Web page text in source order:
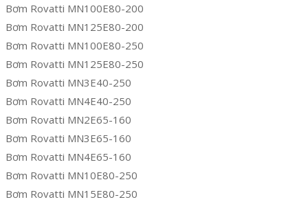
Bơm Rovatti MN100E80-200
Bơm Rovatti MN125E80-200
Bơm Rovatti MN100E80-250
Bơm Rovatti MN125E80-250
Bơm Rovatti MN3E40-250
Bơm Rovatti MN4E40-250
Bơm Rovatti MN2E65-160
Bơm Rovatti MN3E65-160
Bơm Rovatti MN4E65-160
Bơm Rovatti MN10E80-250
Bơm Rovatti MN15E80-250